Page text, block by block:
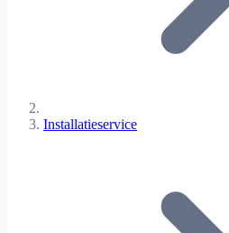
Installatieservice